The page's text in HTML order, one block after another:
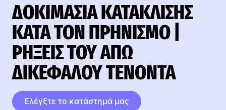
ΔΟΚΙΜΑΣΊΑ ΚΑΤΆΚΛΙΣΗΣ
ΚΑΤΆ ΤΟΝ ΠΡΗΝΙΣΜΌ |
ΡΉΞΕΙΣ ΤΟΥ ΆΠΩ
ΔΙΚΕΦΆΛΟΥ ΤΈΝΟΝΤΑ
Ελέγξτε το κατάστημά μας